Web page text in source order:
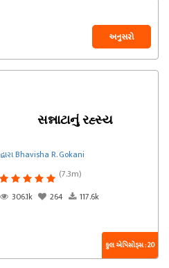
અનુસરો
સન્નાટાનું રહ્સ્ય
દ્વારા Bhavisha R. Gokani
(7.3m)
306.1k
264 117.6k
કુલ એપિસોડ્સ : 20